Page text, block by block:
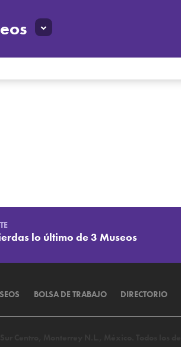
lo último de 3 Museos
BOLSA DE TRABAJO DIRECTORIO